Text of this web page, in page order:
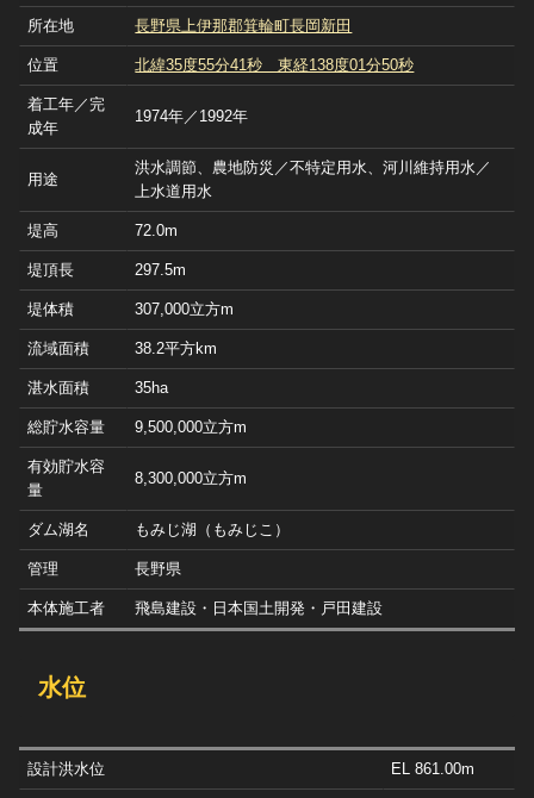
所在地 長野県上伊那郡箕輪町長岡新田
位置 北緯35度55分41秒 東経138度01分50秒
着工年／完
成年
1974年／1992年
用途
洪水調節、農地防災／不特定用水、河川維持用水／
上水道用水
堤高 72.0m
堤頂長 297.5m
堤体積 307,000立方m
流域面積 38.2平方km
湛水面積 35ha
総貯水容量 9,500,000立方m
有効貯水容
量
8,300,000立方m
ダム湖名 もみじ湖（もみじこ）
管理 長野県
本体施工者 飛島建設・日本国土開発・戸田建設
水位
設計洪水位 EL 861.00m